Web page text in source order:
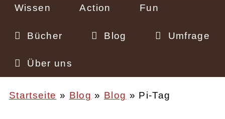
Wissen Action Fun
Bücher Blog Umfrage
Über uns
Startseite Blog Blog Pi-Tag